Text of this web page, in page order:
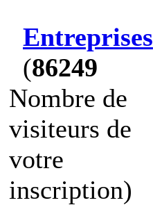
Entreprises
(86249
Nombre de
visiteurs de
votre
inscription)